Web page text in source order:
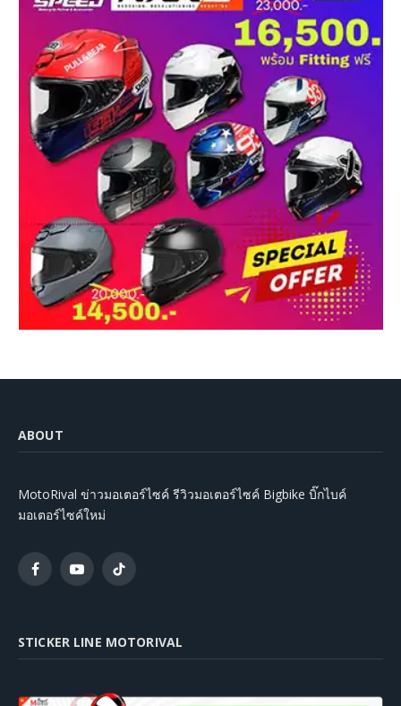
ABOUT
MotoRival ข่าวมอเตอร์ไซค์ รีวิวมอเตอร์ไซค์ Bigbike บิ๊กไบค์
มอเตอร์ไซค์ใหม่
FacebookYouTubeTikTok
STICKER LINE MOTORIVAL